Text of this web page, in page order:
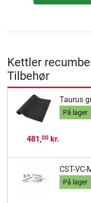
Kettler
Tilbehør
Taurus
På lager
481,00kr.
CST-VC-
På lager